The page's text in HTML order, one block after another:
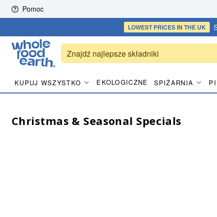
Skip to content
Pomoc
LOWEST PRICESIN THE UK
KUPUJ WSZYSTKO EKOLOGICZNE SPIŻARNIA
Christmas & Seasonal Specials